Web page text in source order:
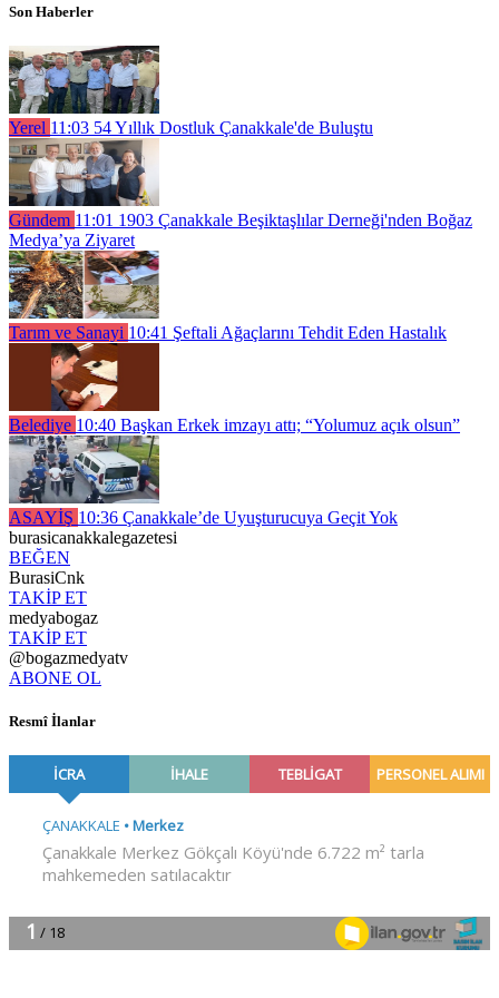
Son Haberler
Yerel 11:03 54 Yıllık Dostluk Çanakkale'de Buluştu
Gündem 11:01 1903 Çanakkale Beşiktaşlılar Derneği'nden Boğaz
Medya’ya Ziyaret
Tarım ve Sanayi 10:41 Şeftali Ağaçlarını Tehdit Eden Hastalık
Belediye 10:40 Başkan Erkek imzayı attı; “Yolumuz açık olsun”
ASAYİŞ 10:36 Çanakkale’de Uyuşturucuya Geçit Yok
burasicanakkalegazetesi
BEĞEN
BurasiCnk
TAKİP ET
medyabogaz
TAKİP ET
@bogazmedyatv
ABONE OL
Resmî İlanlar